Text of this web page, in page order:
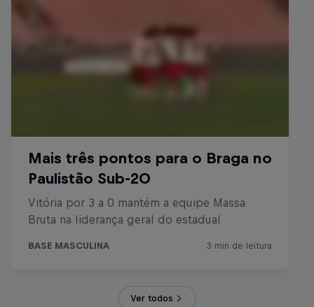
Ver todos